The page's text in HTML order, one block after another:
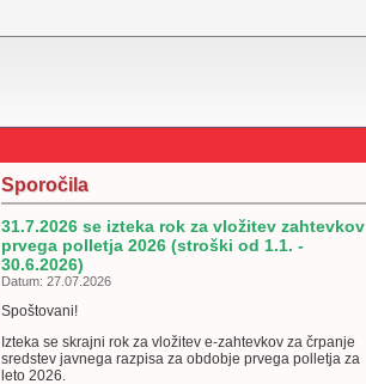
Sporočila
31.7.2026 se izteka rok za vložitev zahtevkov
prvega polletja 2026 (stroški od 1.1. -
30.6.2026)
Datum: 27.07.2026
Spoštovani!
Izteka se skrajni rok za vložitev e-zahtevkov za črpanje
sredstev javnega razpisa za obdobje prvega polletja za
leto 2026.